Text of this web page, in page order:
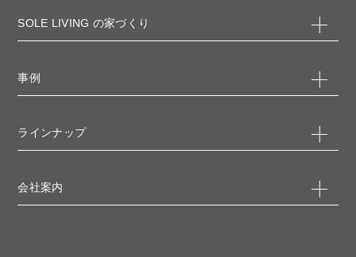
SOLE LIVING の家づくり
事例
ラインナップ
会社案内